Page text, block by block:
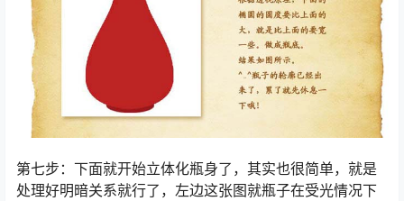
第七步：下面就开始立体化瓶身了，其实也很简单，就是
处理好明暗关系就行了，左边这张图就瓶子在受光情况下